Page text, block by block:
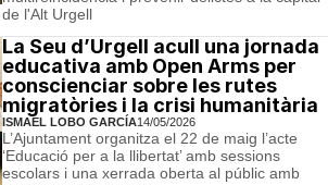
de l'Alt Urgell
La Seu d’Urgell acull una jornada
educativa amb Open Arms per
conscienciar sobre les rutes
migratòries i la crisi humanitària
ISMAEL LOBO GARCÍA14/05/2026
L’Ajuntament organitza el 22 de maig l’acte
‘Educació per a la llibertat’ amb sessions
escolars i una xerrada oberta al públic amb